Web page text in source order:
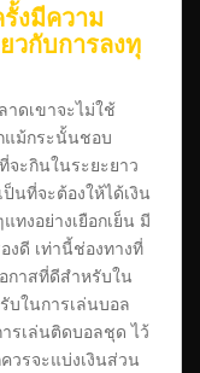
งมีความ
วกับการลงทุ
ดเขาจะไม่ใช้
แม้กระนั้นชอบ
จะกินในระยะยาว
นที่จะต้องให้ได้เงิน
ทงอย่างเยือกเย็น มี
ดี เท่านี้ช่องทางที่
กาสที่ดีสำหรับใน
บในการเล่นบอล
รเล่นติดบอลชุด ไว้
วรจะแบ่งเงินส่วน